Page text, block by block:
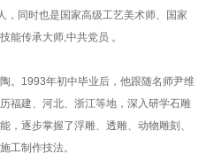
，同时也是国家高级工艺美术师、国家
能传承大师,中共党员 。
。1993年初中毕业后，他跟随名师尹维
福建、河北、浙江等地，深入研学石雕
，逐步掌握了浮雕、透雕、动物雕刻、
工制作技法。